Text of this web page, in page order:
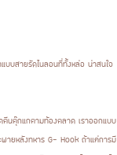
บสายรัดไนลอนที่ทั้งหล่อ น่าสนใจ
ตีนตุ๊กแกตามท้องตลาด เราออกแบบ
พายหลังทหาร G- Hook ถ้าแค่การมี